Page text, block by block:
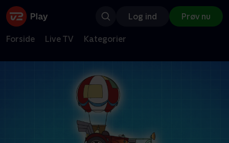
Log ind Prøv nu
Forside Live TV Kategorier